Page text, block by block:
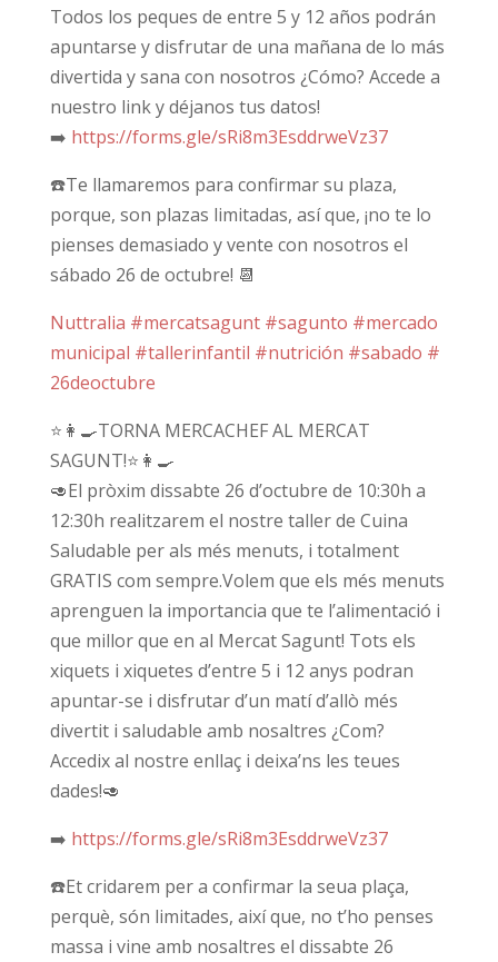
Todos los peques de entre 5 y 12 años podrán
apuntarse y disfrutar de una mañana de lo más
divertida y sana con nosotros ¿Cómo? Accede a
nuestro link y déjanos tus datos!
➡️ https://forms.gle/sRi8m3EsddrweVz37
☎️Te llamaremos para confirmar su plaza,
porque, son plazas limitadas, así que, ¡no te lo
pienses demasiado y vente con nosotros el
sábado 26 de octubre! 📆
Nuttralia #mercatsagunt #sagunto #mercado
municipal #tallerinfantil #nutrición #sabado #
26deoctubre
⭐️ 👩‍🍳TORNA MERCACHEF AL MERCAT
SAGUNT!⭐️ 👩‍🍳
🥑El pròxim dissabte 26 d’octubre de 10:30h a
12:30h realitzarem el nostre taller de Cuina
Saludable per als més menuts, i totalment
GRATIS com sempre.Volem que els més menuts
aprenguen la importancia que te l’alimentació i
que millor que en al Mercat Sagunt! Tots els
xiquets i xiquetes d’entre 5 i 12 anys podran
apuntar-se i disfrutar d’un matí d’allò més
divertit i saludable amb nosaltres ¿Com?
Accedix al nostre enllaç i deixa’ns les teues
dades!🥑
➡️ https://forms.gle/sRi8m3EsddrweVz37
☎️Et cridarem per a confirmar la seua plaça,
perquè, són limitades, així que, no t’ho penses
massa i vine amb nosaltres el dissabte 26